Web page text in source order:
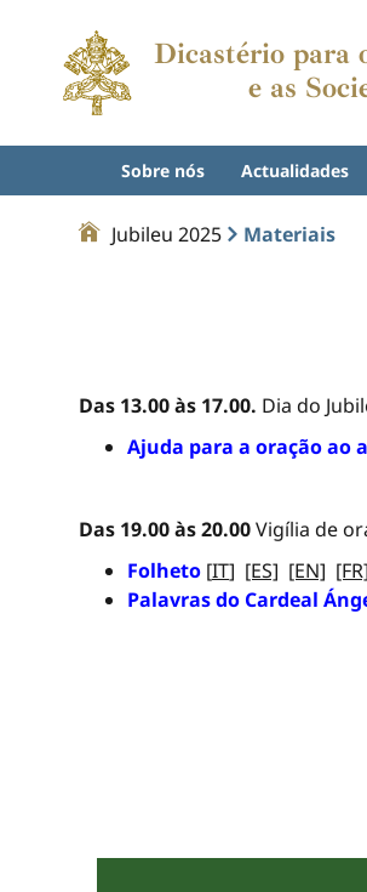
Dicastério para
e as
Sobre nós Actualidades
Jubileu 2025 Materiais
Das 13.00 às 17.00. Dia do
Ajuda para a oração ao
Das 19.00 às 20.00Vigília de
Folheto [IT] [ES] [EN] [FR]
Palavras do Cardeal